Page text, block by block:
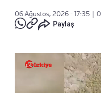
06 Ağustos, 2026 - 17:35
Paylaş